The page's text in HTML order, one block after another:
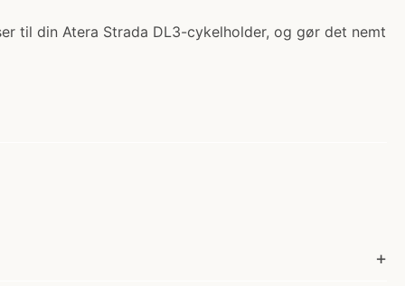
til din Atera Strada DL3-cykelholder, og gør det nemt